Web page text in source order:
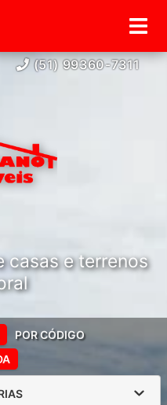
(51) 99360-7311
casas e terrenos
POR CÓDIGO